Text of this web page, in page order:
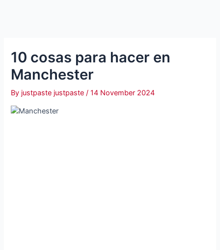
10 cosas para hacer en
Manchester
By justpaste justpaste/14 November 2024